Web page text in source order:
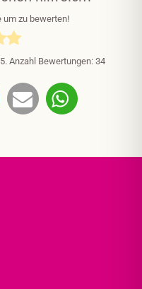
um zu bewerten!
Anzahl Bewertungen: 34